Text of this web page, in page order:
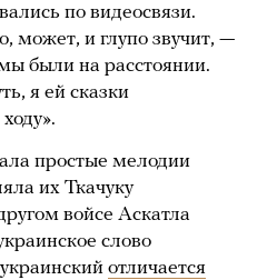
по видеосвязи.
может, и глупо звучит, —
были на расстоянии.
я ей сказки
простые мелодии
их Ткачуку
войсе Аскатла
слово
отличается